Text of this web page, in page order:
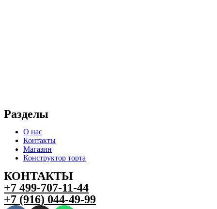
Разделы
О нас
Контакты
Магазин
Конструктор торта
КОНТАКТЫ
+7 499-707-11-44
+7 (916) 044-49-99